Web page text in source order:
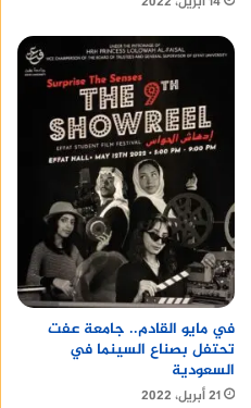
في مايو القادم.. جامعة عفت
تحتفل بصناع السينما في
السعودية
21 أبريل، 2022